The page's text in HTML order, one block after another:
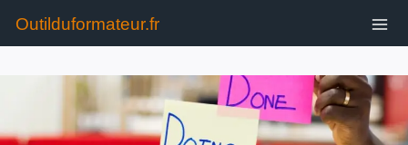
Outilduformateur.fr